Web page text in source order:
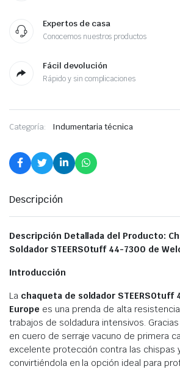
Expertos de casa
Conocemos nuestros productos
Fácil devolución
Rápido y sin complicaciones
Categoría: Indumentaria técnica
Descripción
Descripción Detallada del Producto:
Soldador STEERSOtuff 44-7300 de
Introducción
La chaqueta de soldador STEERSOtuff
Europe es una prenda de alta
trabajos de soldadura intensivos.
en cuero de serraje vacuno de primera
excelente protección contra las chispas
convirtiéndola en la opción ideal para